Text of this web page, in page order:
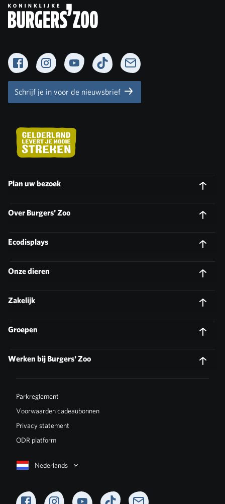
FacebookInstagramYouTubeTikTok Newsletter
Schrijf je in voor de nieuwsbrief
Plan uw bezoek
Over Burgers' Zoo
Ecodisplays
Onze dieren
Zakelijk
Groepen
Werken bij Burgers' Zoo
Nederlands
Parkreglement
Voorwaarden cadeaubonnen
Privacy statement
ODR platform